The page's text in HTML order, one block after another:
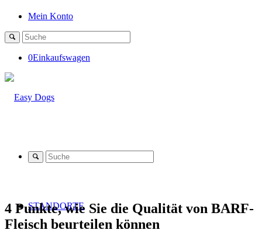
Mein Konto
0Einkaufswagen
STANDORTE
4 Punkte, wie Sie die Qualität von BARF-
Fleisch beurteilen können